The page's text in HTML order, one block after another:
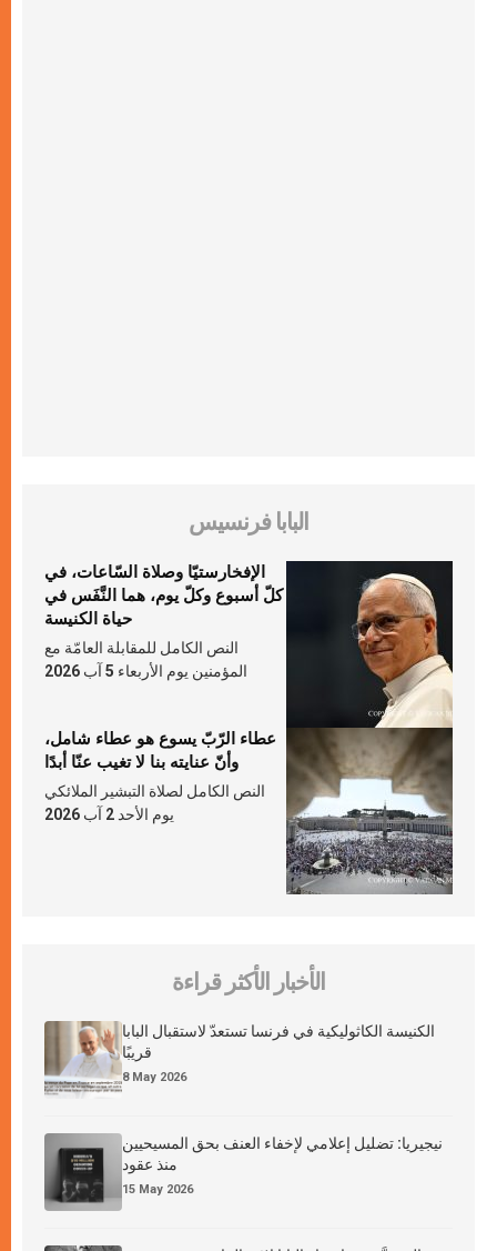
البابا فرنسيس
الإفخارستيّا وصلاة السّاعات، في
كلّ أسبوع وكلّ يوم، هما النَّفَس في
حياة الكنيسة
النص الكامل للمقابلة العامّة مع
المؤمنين يوم الأربعاء 5 آب 2026
عطاء الرّبّ يسوع هو عطاء شامل،
وأنّ عنايته بنا لا تغيب عنّا أبدًا
النص الكامل لصلاة التبشير الملائكي
يوم الأحد 2 آب 2026
الأخبار الأكثر قراءة
الكنيسة الكاثوليكية في فرنسا تستعدّ لاستقبال البابا
قريبًا
8 May 2026
نيجيريا: تضليل إعلامي لإخفاء العنف بحق المسيحيين
منذ عقود
15 May 2026